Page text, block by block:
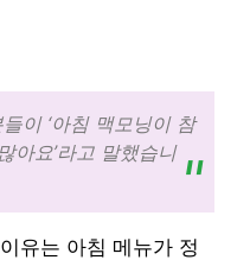
이 ‘아침 맥모닝이 참
아요’라고 말했습니
유는 아침 메뉴가 정